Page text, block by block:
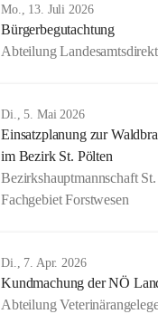
Mo., 13. Juli 2026
Bürgerbegutachtung
Abteilung
Di., 5. Mai 2026
Einsatzplanung zur
im Bezirk St. Pölten
Bezirkshauptmannschaft St.
Fachgebiet Forstwesen
Di., 7. Apr. 2026
Kundmachung der NÖ
Abteilung